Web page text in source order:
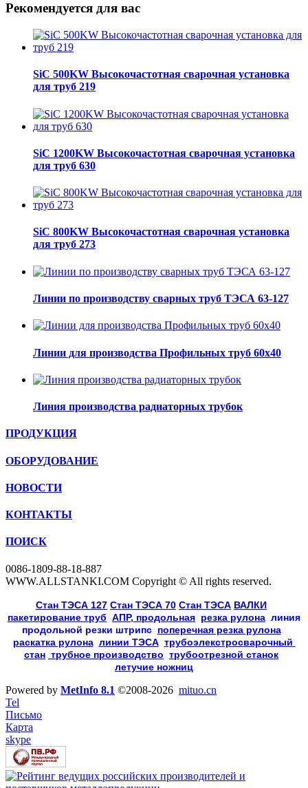
Рекомендуется для вас
SiC 500KW Высокочастотная сварочная установка
для труб 219
SiC 1200KW Высокочастотная сварочная установка
для труб 630
SiC 800KW Высокочастотная сварочная установка
для труб 273
Линии по производству сварных труб ТЭСА 63-127
Линии для производства Профильных труб 60х40
Линия производства радиаторных трубок
ПРОДУКЦИЯ
ОБОРУДОВАНИЕ
НОВОСТИ
КОНТАКТЫ
ПОИСК
0086-1809-88-18-887
WWW.ALLSTANKI.COM Copyright © All rights reserved.
Cтан ТЭСА 127 Cтан ТЭСА 70 Cтан ТЭСА ВАЛКИ
пакетирование труб АПР, продольная резка рулона линия
продольной резки штрипс, поперечная резка рулона
раскатка рулона, линии ТЭСА, трубоэлекстросварочный
стан трубное производство трубоотрезной станок
летучие ножниц
Powered by MetInfo 8.1 ©2008-2026 mituo.cn
Tel
Письмо
Карта
skype